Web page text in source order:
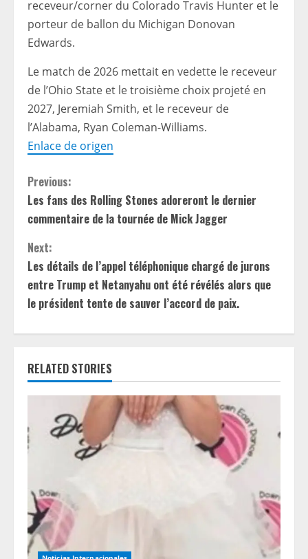
receveur/corner du Colorado Travis Hunter et le
porteur de ballon du Michigan Donovan
Edwards.
Le match de 2026 mettait en vedette le receveur
de l’Ohio State et le troisième choix projeté en
2027, Jeremiah Smith, et le receveur de
l’Alabama, Ryan Coleman-Williams.
Enlace de origen
C
o
n
t
i
n
u
e
e
d
i
Previous:
Les fans des Rolling Stones adoreront le dernier
commentaire de la tournée de Mick Jagger
Next:
Les détails de l’appel téléphonique chargé de jurons
entre Trump et Netanyahu ont été révélés alors que
le président tente de sauver l’accord de paix.
RELATED STORIES